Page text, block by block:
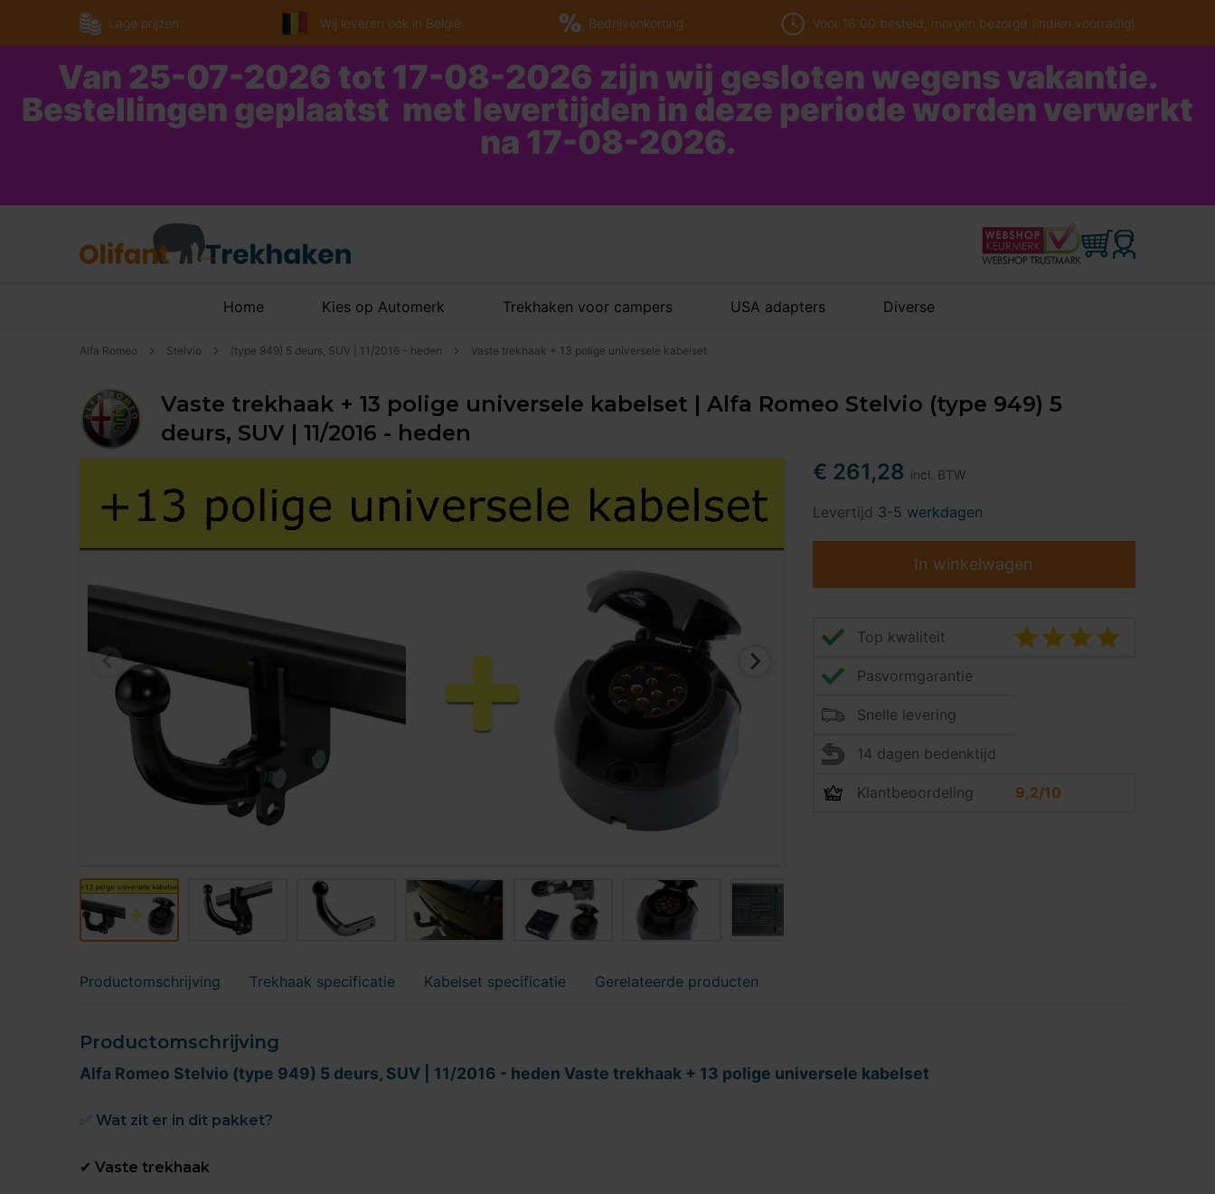
Lage prijzen Wij leveren ook in België Bedrijvenkorting Voor 16:00 besteld, morgen bezorgd (indien voorradig)
Van 25-07-2026 tot 17-08-2026 zijn wij gesloten wegens vakantie.
Bestellingen geplaatst met levertijden in deze periode worden verwerkt
na 17-08-2026.
Home Kies op Automerk Trekhaken voor campers USA adapters Diverse
Alfa Romeo Stelvio (type 949) 5 deurs, SUV | 11/2016 - heden Vaste trekhaak + 13 polige universele kabelset
Vaste trekhaak + 13 polige universele kabelset | Alfa Romeo Stelvio (type 949) 5
deurs, SUV | 11/2016 - heden
€ 261,28 incl. BTW
Levertijd 3-5 werkdagen
In winkelwagen
Top kwaliteit
Pasvormgarantie
Snelle levering
14 dagen bedenktijd
Klantbeoordeling 9,2/10
Productomschrijving Trekhaak specificatie Kabelset specificatie Gerelateerde producten
Productomschrijving
Alfa Romeo Stelvio (type 949) 5 deurs, SUV | 11/2016 - heden Vaste trekhaak + 13 polige universele kabelset
✅ Wat zit er in dit pakket?
✔ Vaste trekhaak